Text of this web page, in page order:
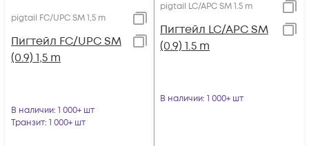
pigtail FC/UPC SM 1,5 m
Пигтейл FC/UPC SM
(0.9) 1,5 m
В наличии: 1 000+ шт
Транзит: 1 000+ шт
pigtail LC/APC SM 1.5 m
Пигтейл LC/APC SM
(0.9) 1.5 m
В наличии: 1 000+ шт